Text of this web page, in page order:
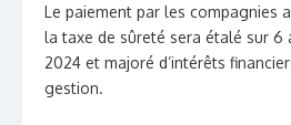
Le paiement par les compagnies
la taxe de sûreté sera étalé sur 6
2024 et majoré d’intérêts
gestion.